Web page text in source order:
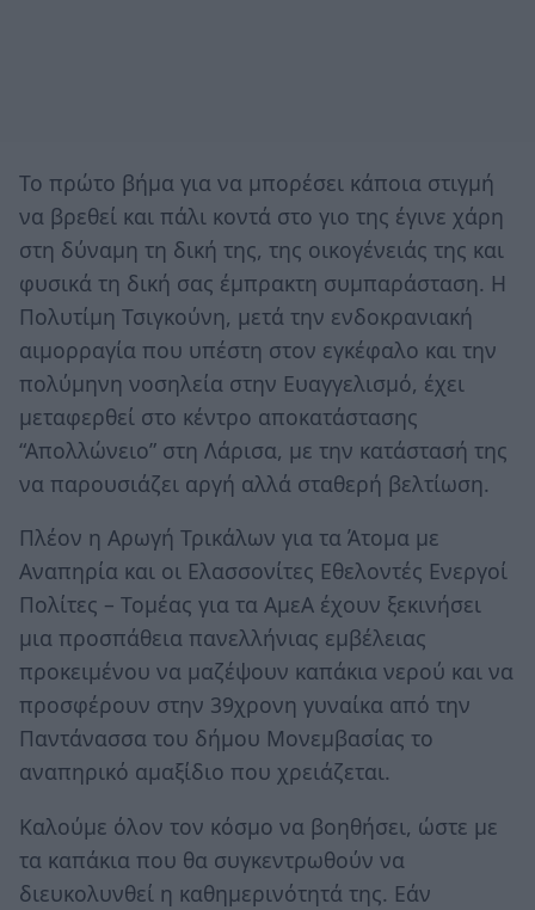
Το πρώτο βήμα για να μπορέσει κάποια στιγμή
να βρεθεί και πάλι κοντά στο γιο της έγινε χάρη
στη δύναμη τη δική της, της οικογένειάς της και
φυσικά τη δική σας έμπρακτη συμπαράσταση. Η
Πολυτίμη Τσιγκούνη, μετά την ενδοκρανιακή
αιμορραγία που υπέστη στον εγκέφαλο και την
πολύμηνη νοσηλεία στην Ευαγγελισμό, έχει
μεταφερθεί στο κέντρο αποκατάστασης
“Απολλώνειο” στη Λάρισα, με την κατάστασή της
να παρουσιάζει αργή αλλά σταθερή βελτίωση.
Πλέον η Αρωγή Τρικάλων για τα Άτομα με
Αναπηρία και οι Ελασσονίτες Εθελοντές Ενεργοί
Πολίτες – Τομέας για τα ΑμεΑ έχουν ξεκινήσει
μια προσπάθεια πανελλήνιας εμβέλειας
προκειμένου να μαζέψουν καπάκια νερού και να
προσφέρουν στην 39χρονη γυναίκα από την
Παντάνασσα του δήμου Μονεμβασίας το
αναπηρικό αμαξίδιο που χρειάζεται.
Καλούμε όλον τον κόσμο να βοηθήσει, ώστε με
τα καπάκια που θα συγκεντρωθούν να
διευκολυνθεί η καθημερινότητά της. Εάν